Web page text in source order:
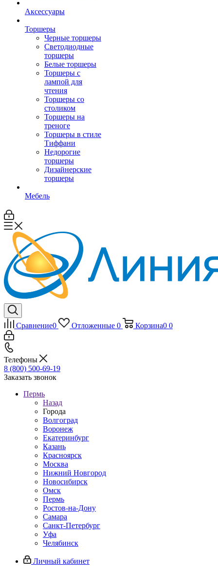
Аксессуары
Торшеры
Черные торшеры
Светодиодные
торшеры
Белые торшеры
Торшеры с
лампой для
чтения
Торшеры со
столиком
Торшеры на
треноге
Торшеры в стиле
Тиффани
Недорогие
торшеры
Дизайнерские
торшеры
Мебель
Сравнение0 Отложенные 0 Корзина0 0
Телефоны
8 (800) 500-69-19
Заказать звонок
Пермь
Назад
Города
Волгоград
Воронеж
Екатеринбург
Казань
Красноярск
Москва
Нижний Новгород
Новосибирск
Омск
Пермь
Ростов-на-Дону
Самара
Санкт-Петербург
Уфа
Челябинск
Личный кабинет